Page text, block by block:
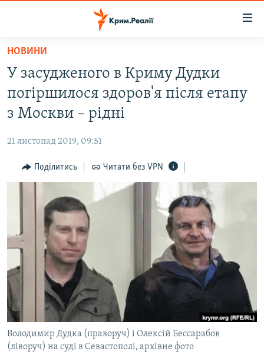
Перейти
основного
матеріалу
Перейти
до
основної
Перейти
до
ВОДА.КРИМ
ВІДЕО ТА ФОТО
БЛОГИ
ПОГЛЯД
ІНТЕРВ'Ю
ВСЕ ЗА ДЕНЬ
СПЕЦПРОЕКТИ
ДЕПОРТАЦІЯ
ВІДЕОУРОКИ «ELIFBE»
СВІДЧЕННЯ ОКУПАЦІЇ
УКРАЇНСЬКА ПРОБЛЕМА КРИМУ
ІНФОГРАФІКА
ЯК ОБІЙТИ БЛОКУВАННЯ
Русский
Qırımtatar
ДОЛУЧАЙСЯ!
НОВИНИ
У засудженого в Криму Дудки
погіршилося здоров'я після етапу
з Москви – рідні
21 листопад 2019, 09:51
Поділитись Читати без VPN
Володимир Дудка (праворуч) і Олексій Бессарабов
(ліворуч) на суді в Севастополі, архівне фото